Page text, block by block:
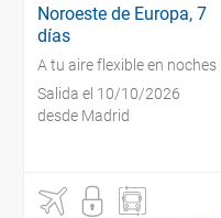
Noroeste de Europa, 7
días
A tu aire flexible en noches
Salida el 10/10/2026
desde Madrid